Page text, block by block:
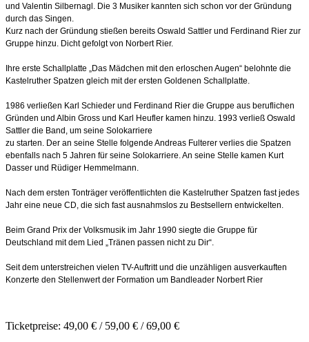
und Valentin Silbernagl. Die 3 Musiker kannten sich schon vor der Gründung
durch das Singen.
Kurz nach der Gründung stießen bereits Oswald Sattler und Ferdinand Rier zur
Gruppe hinzu. Dicht gefolgt von Norbert Rier.
Ihre erste Schallplatte „Das Mädchen mit den erloschen Augen“ belohnte die
Kastelruther Spatzen gleich mit der ersten Goldenen Schallplatte.
1986 verließen Karl Schieder und Ferdinand Rier die Gruppe aus beruflichen
Gründen und Albin Gross und Karl Heufler kamen hinzu. 1993 verließ Oswald
Sattler die Band, um seine Solokarriere
zu starten. Der an seine Stelle folgende Andreas Fulterer verlies die Spatzen
ebenfalls nach 5 Jahren für seine Solokarriere. An seine Stelle kamen Kurt
Dasser und Rüdiger Hemmelmann.
Nach dem ersten Tonträger veröffentlichten die Kastelruther Spatzen fast jedes
Jahr eine neue CD, die sich fast ausnahmslos zu Bestsellern entwickelten.
Beim Grand Prix der Volksmusik im Jahr 1990 siegte die Gruppe für
Deutschland mit dem Lied „Tränen passen nicht zu Dir“.
Seit dem unterstreichen vielen TV-Auftritt und die unzähligen ausverkauften
Konzerte den Stellenwert der Formation um Bandleader Norbert Rier
Ticketpreise: 49,00 € / 59,00 € / 69,00 €